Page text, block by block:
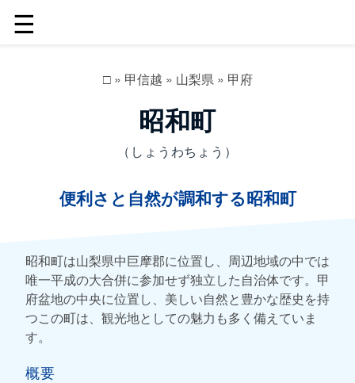
☰
□» 甲信越 » 山梨県» 甲府
昭和町
（しょうわちょう）
便利さと自然が調和する昭和町
昭和町は山梨県中巨摩郡に位置し、周辺地域の中では
唯一平成の大合併に参加せず独立した自治体です。甲
府盆地の中央に位置し、美しい自然と豊かな歴史を持
つこの町は、観光地としての魅力も多く備えていま
す。
概要